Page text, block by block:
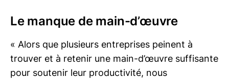
Le manque de main-d’œuvre
« Alors que plusieurs entreprises peinent à
trouver et à retenir une main-d’œuvre suffisante
pour soutenir leur productivité, nous